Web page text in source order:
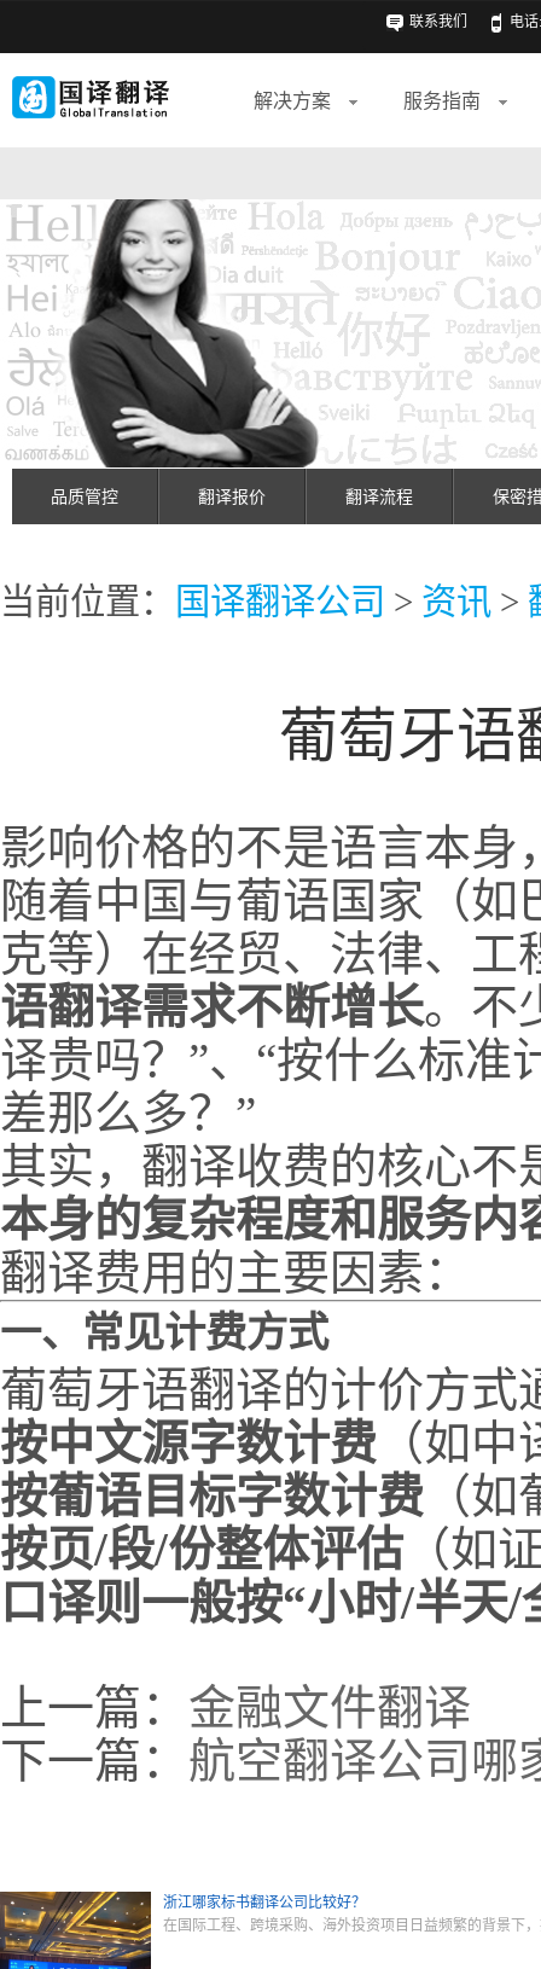
联系我们 电话
解决方案 服务指南
品质管控 翻译报价 翻译流程 保密
当前位置： 国译翻译公司 > 资讯 >
葡萄牙语
影响价格的不是语言本
随着中国与葡语国家（
克等）在经贸、法律、
语翻译需求不断增长。不
译贵吗？”、“按什么标准
差那么多？”
其实，翻译收费的核心不
本身的复杂程度和服务内
翻译费用的主要因素：
一、常见计费方式
葡萄牙语翻译的计价方式
按中文源字数计费 （如
按葡语目标字数计费 （
按页/段/份整体评估 （如
口译则一般按“小时/半天/
上一篇： 金融文件翻译
下一篇： 航空翻译公司哪
浙江哪家标书翻译公司比较好？
在国际工程、跨境采购、海外投资项目日益频繁的背景下